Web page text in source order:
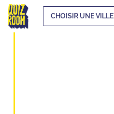
CHOISIR UNE VILLE